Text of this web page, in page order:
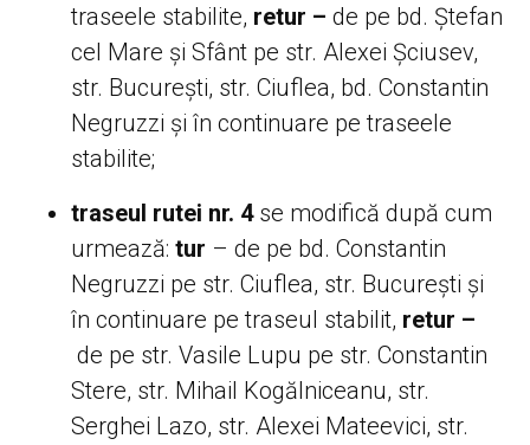
traseele stabilite, retur – de pe bd. Ștefan
cel Mare și Sfânt pe str. Alexei Șciusev,
str. București, str. Ciuflea, bd. Constantin
Negruzzi și în continuare pe traseele
stabilite;
traseul rutei nr. 4se modifică după cum
urmează: tur – de pe bd. Constantin
Negruzzi pe str. Ciuflea, str. București și
în continuare pe traseul stabilit, retur –
de pe str. Vasile Lupu pe str. Constantin
Stere, str. Mihail Kogălniceanu, str.
Serghei Lazo, str. Alexei Mateevici, str.